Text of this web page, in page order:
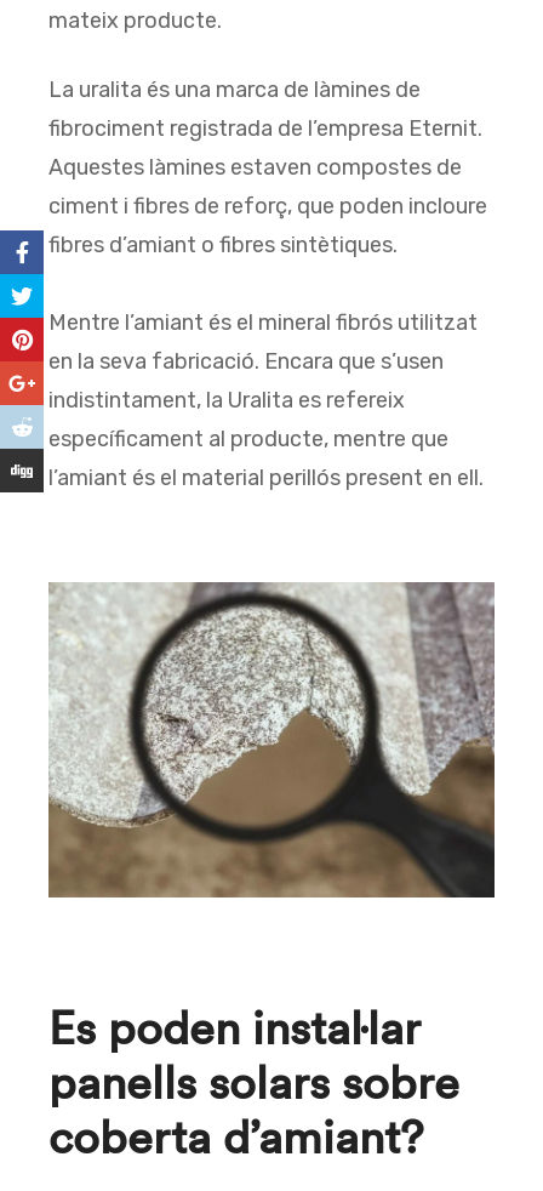
mateix producte.
La uralita és una marca de làmines de
fibrociment registrada de l’empresa Eternit.
Aquestes làmines estaven compostes de
ciment i fibres de reforç, que poden incloure
fibres d’amiant o fibres sintètiques.
Mentre l’amiant és el mineral fibrós utilitzat
en la seva fabricació. Encara que s’usen
indistintament, la Uralita es refereix
específicament al producte, mentre que
l’amiant és el material perillós present en ell.
Es poden instal·lar
panells solars sobre
coberta d’amiant?